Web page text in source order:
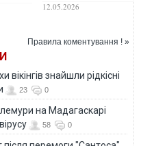
12.05.2026
Правила коментування ! »
вікінгів знайшли рідкісні
23 0
на Мадагаскарі
58 0